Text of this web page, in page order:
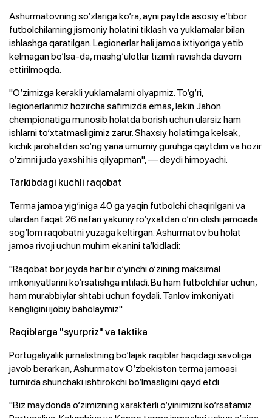
Ashurmatovning so‘zlariga ko‘ra, ayni paytda asosiy e’tibor
futbolchilarning jismoniy holatini tiklash va yuklamalar bilan
ishlashga qaratilgan. Legionerlar hali jamoa ixtiyoriga yetib
kelmagan bo‘lsa-da, mashg‘ulotlar tizimli ravishda davom
ettirilmoqda.
"O‘zimizga kerakli yuklamalarni olyapmiz. To‘g‘ri,
legionerlarimiz hozircha safimizda emas, lekin Jahon
chempionatiga munosib holatda borish uchun ularsiz ham
ishlarni to‘xtatmasligimiz zarur. Shaxsiy holatimga kelsak,
kichik jarohatdan so‘ng yana umumiy guruhga qaytdim va hozir
o‘zimni juda yaxshi his qilyapman", — deydi himoyachi.
Tarkibdagi kuchli raqobat
Terma jamoa yig‘iniga 40 ga yaqin futbolchi chaqirilgani va
ulardan faqat 26 nafari yakuniy ro‘yxatdan o‘rin olishi jamoada
sog‘lom raqobatni yuzaga keltirgan. Ashurmatov bu holat
jamoa rivoji uchun muhim ekanini ta’kidladi:
"Raqobat bor joyda har bir o‘yinchi o‘zining maksimal
imkoniyatlarini ko‘rsatishga intiladi. Bu ham futbolchilar uchun,
ham murabbiylar shtabi uchun foydali. Tanlov imkoniyati
kengligini ijobiy baholaymiz".
Raqiblarga "syurpriz" va taktika
Portugaliyalik jurnalistning bo‘lajak raqiblar haqidagi savoliga
javob berarkan, Ashurmatov O‘zbekiston terma jamoasi
turnirda shunchaki ishtirokchi bo‘lmasligini qayd etdi.
"Biz maydonda o‘zimizning xarakterli o‘yinimizni ko‘rsatamiz.